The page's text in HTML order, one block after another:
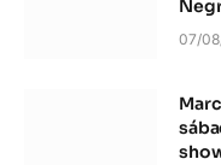
07/